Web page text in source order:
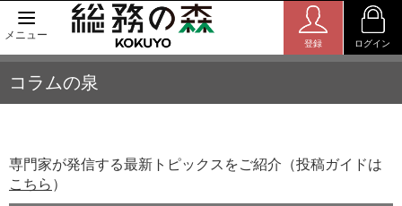
メニュー
登録 ログイン
コラムの泉
専門家が発信する最新トピックスをご紹介（投稿ガイドは
こちら ）